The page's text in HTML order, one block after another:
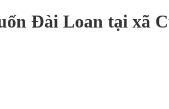
Đài Loan tại xã